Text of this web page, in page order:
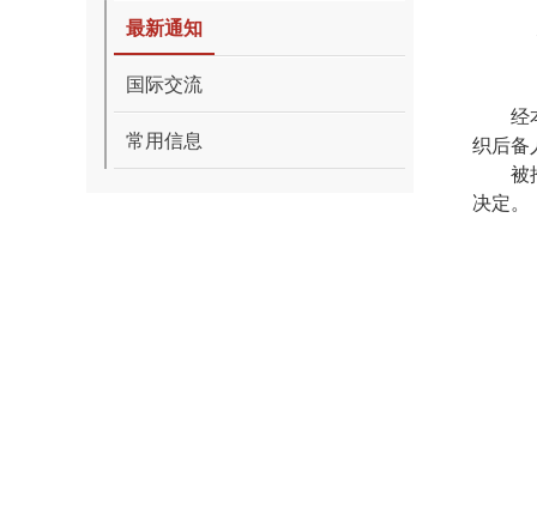
最新通知
国际交流
常用信息
经
织后备
被
决定。